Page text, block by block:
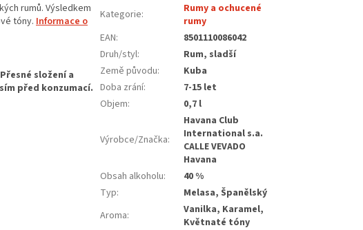
rumů. Výsledkem
tóny. Informace o
Kategorie:
Rumy a ochucené
rumy
EAN:
8501110086042
Druh/styl:
Rum, sladší
Země původu:
Kuba
Doba zrání:
7-15 let
Objem: 0,7 l
Výrobce/Značka:
Havana Club
International s.a.
CALLE VEVADO
Havana
Obsah alkoholu:
40 %
Typ:
Melasa, Španělský
Aroma:
Vanilka, Karamel,
Květnaté tóny